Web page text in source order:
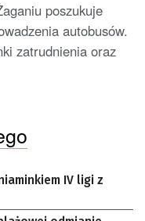
poszukuje
autobusów.
zatrudnienia oraz
IV ligi z